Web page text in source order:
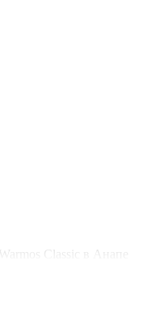
Classic в Анапе